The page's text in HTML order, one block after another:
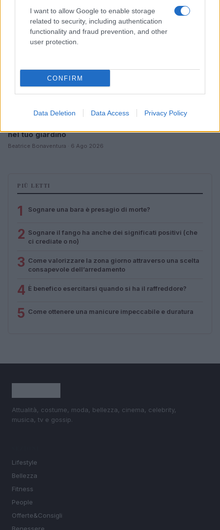
I want to allow Google to enable storage
related to security, including authentication
functionality and fraud prevention, and other
user protection.
CONFIRM
Data Deletion Data Access Privacy Policy
nel tuo giardino
Beatrice Bonaventura · 6 Ago 2026
PIÙ LETTI
1 Sognare una bara è presagio di morte?
2 Sognare il fango ha anche dei significati positivi (che
ci crediate o no)
3 Come valorizzare la zona giorno attraverso una scelta
consapevole dell’arredamento
4 È benefico esercitarsi quando si ha il raffreddore?
5 Come ottenere una manicure impeccabile e duratura
Attualità, costume, moda, bellezza, cinema, celebrity,
musica, tv e gossip.
Lifestyle
Bellezza
Fitness
People
Offerte&Consigli